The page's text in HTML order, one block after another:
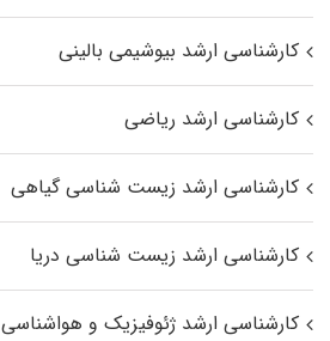
کارشناسی ارشد بیوشیمی بالینی
کارشناسی ارشد ریاضی
کارشناسی ارشد زیست‌ شناسی گیاهی
کارشناسی ارشد زیست‌ شناسی دریا
کارشناسی ارشد ژئوفیزیک و هواشناسی